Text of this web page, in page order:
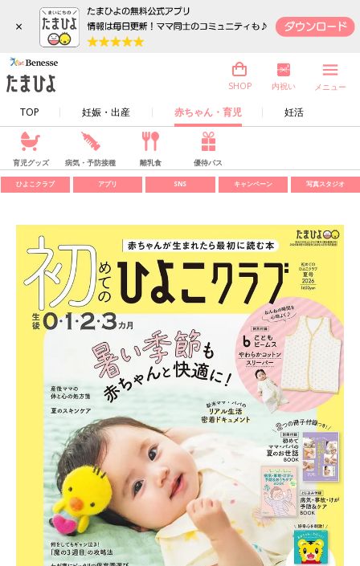
×
TOP 妊娠・出産 赤ちゃん・育児 妊活
SHOP 内祝い メニュー
育児グッズ 病気・予防接種 離乳食 優待パス
ひよこクラブ アプリ SNS キャンペーン 写真スタジオ